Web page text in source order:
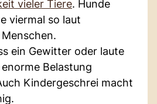
vieler Tiere. Hunde
viermal so laut
ein Gewitter oder laute
Belastung
Kindergeschrei macht